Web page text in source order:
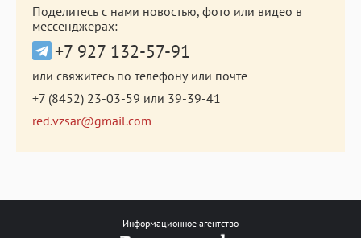
Поделитесь с нами новостью, фото или видео в
мессенджерах:
+7 927 132-57-91
или свяжитесь по телефону или почте
+7 (8452) 23-03-59 или 39-39-41
red.vzsar@gmail.com
Информационное агентство